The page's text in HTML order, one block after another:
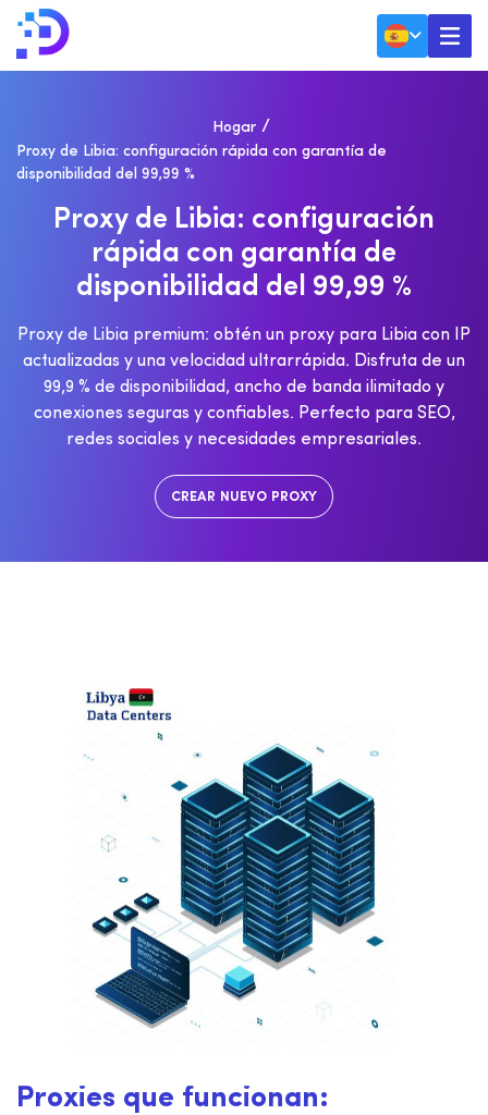
Hogar
Proxy de Libia: configuración rápida con garantía de
disponibilidad del 99,99 %
PROXY DE LIBIA: CONFIGURACIÓN
RÁPIDA CON GARANTÍA DE
DISPONIBILIDAD DEL 99,99 %
Proxy de Libia premium: obtén un proxy para Libia con IP
actualizadas y una velocidad ultrarrápida. Disfruta de un
99,9 % de disponibilidad, ancho de banda ilimitado y
conexiones seguras y confiables. Perfecto para SEO,
redes sociales y necesidades empresariales.
CREAR NUEVO PROXY
Proxies que funcionan: